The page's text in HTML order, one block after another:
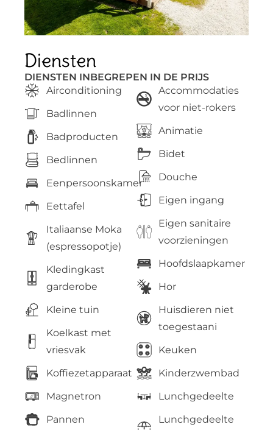
Diensten
DIENSTEN INBEGREPEN IN DE PRIJS
Airconditioning
Badlinnen
Badproducten
Bedlinnen
Eenpersoonskamer
Eettafel
Italiaanse Moka
(espressopotje)
Kledingkast
garderobe
Kleine tuin
Koelkast met
vriesvak
Koffiezetapparaat
Magnetron
Pannen
Accommodaties
voor niet-rokers
Animatie
Bidet
Douche
Eigen ingang
Eigen sanitaire
voorzieningen
Hoofdslaapkamer
Hor
Huisdieren niet
toegestaani
Keuken
Kinderzwembad
Lunchgedeelte
Lunchgedeelte